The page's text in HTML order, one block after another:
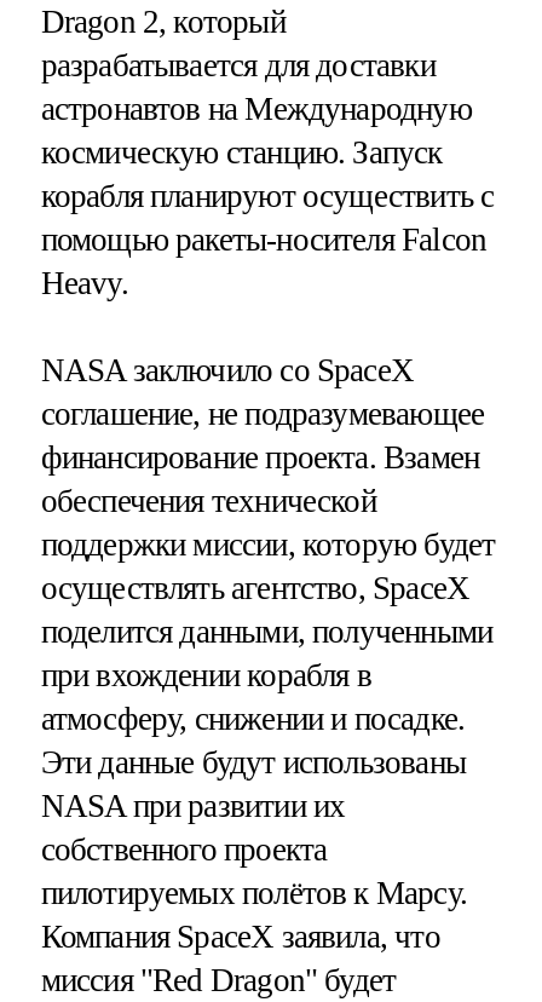
Dragon 2, который
разрабатывается для доставки
астронавтов на Международную
космическую станцию. Запуск
корабля планируют осуществить с
помощью ракеты-носителя Falcon
Heavy.
NASA заключило со SpaceX
соглашение, не подразумевающее
финансирование проекта. Взамен
обеспечения технической
поддержки миссии, которую будет
осуществлять агентство, SpaceX
поделится данными, полученными
при вхождении корабля в
атмосферу, снижении и посадке.
Эти данные будут использованы
NASA при развитии их
собственного проекта
пилотируемых полётов к Марсу.
Компания SpaceX заявила, что
миссия "Red Dragon" будет